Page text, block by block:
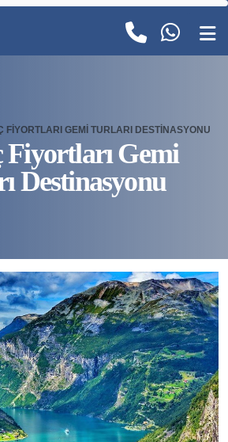
Fiyortları Gemi
Destinasyonu
FIYORTLARI GEMI TURLARI DESTINASYONU